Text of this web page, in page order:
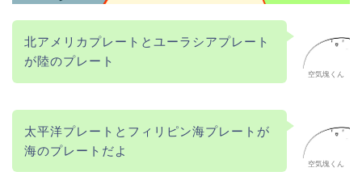
空気塊くん
北アメリカプレートとユーラシアプレート
が陸のプレート
空気塊くん
太平洋プレートとフィリピン海プレートが
海のプレートだよ